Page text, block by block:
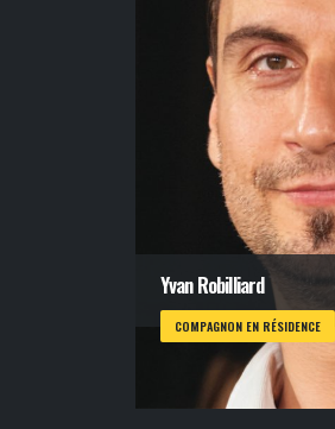
Yvan Robilliard
COMPAGNON EN RÉSIDENCE